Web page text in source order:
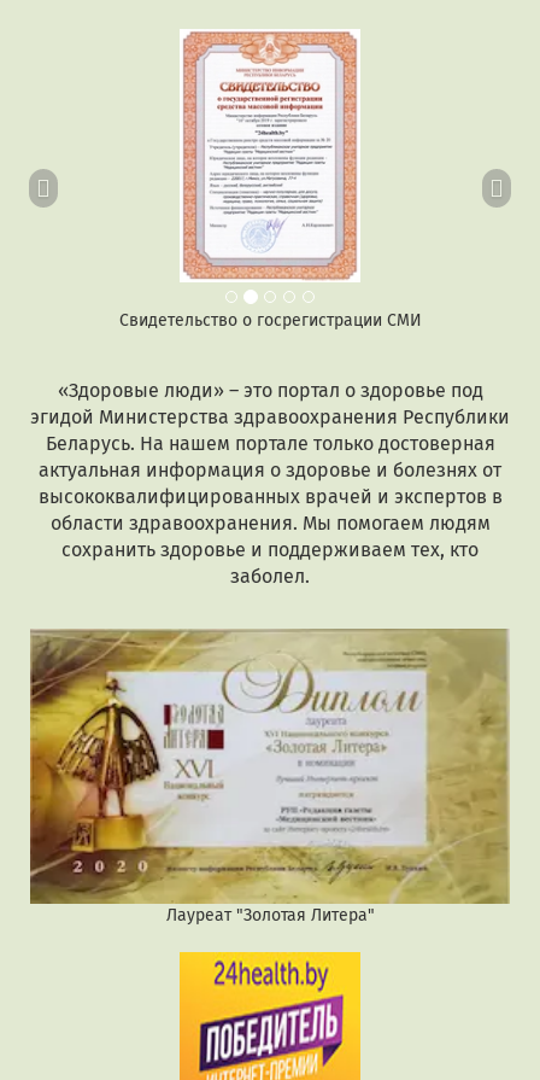
Свидетельство о госрегистрации СМИ
Предыдущий
«Здоровые люди» – это портал о здоровье под
эгидой Министерства здравоохранения Республики
Беларусь. На нашем портале только достоверная
актуальная информация о здоровье и болезнях от
высококвалифицированных врачей и экспертов в
области здравоохранения. Мы помогаем людям
сохранить здоровье и поддерживаем тех, кто
заболел.
Лауреат "Золотая Литера"